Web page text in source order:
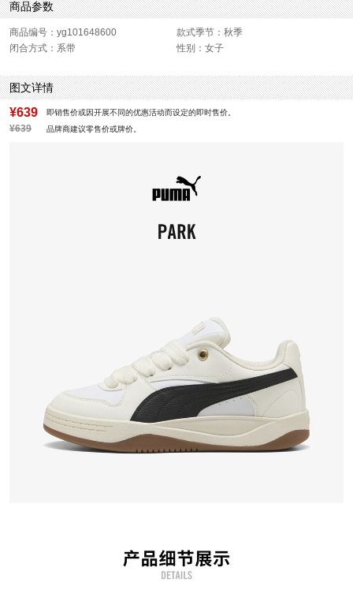
商品参数
商品编号：yg101648600
款式季节：秋季
闭合方式：系带
性别：女子
图文详情
¥639 即销售价或因开展不同的优惠活动而设定的即时售价。
¥639 品牌商建议零售价或牌价。